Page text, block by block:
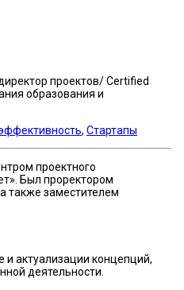
проектов/ Certified
образования и
, Стартапы
проектного
Был проректором
также заместителем
и актуализации концепций,
деятельности.